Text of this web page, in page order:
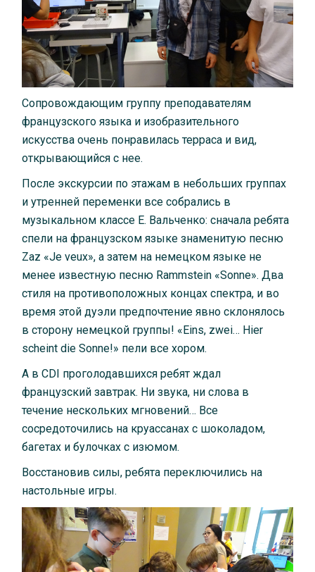
Сопровождающим группу преподавателям
французского языка и изобразительного
искусства очень понравилась терраса и вид,
открывающийся с нее.
После экскурсии по этажам в небольших группах
и утренней переменки все собрались в
музыкальном классе Е. Вальченко: сначала ребята
спели на французском языке знаменитую песню
Zaz «Je veux», а затем на немецком языке не
менее известную песню Rammstein «Sonne». Два
стиля на противоположных концах спектра, и во
время этой дуэли предпочтение явно склонялось
в сторону немецкой группы! «Eins, zwei… Hier
scheint die Sonne!» пели все хором.
А в CDI проголодавшихся ребят ждал
французский завтрак. Ни звука, ни слова в
течение нескольких мгновений… Все
сосредоточились на круассанах с шоколадом,
багетах и булочках с изюмом.
Восстановив силы, ребята переключились на
настольные игры.